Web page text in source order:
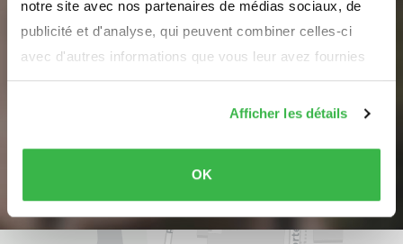
notre site avec nos partenaires de médias sociaux, de
publicité et d'analyse, qui peuvent combiner celles-ci
avec d'autres informations que vous leur avez fournies
ou qu'ils ont collectées lors de votre utilisation de leurs
Afficher les détails
OK
Votre adresse e-mail